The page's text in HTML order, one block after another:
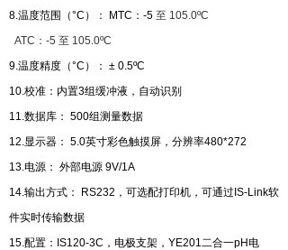
8.温度范围（°C）： MTC： -5 至 105.0ºC
ATC： -5 至 105.0ºC
9.温度精度（°C）： ± 0.5ºC
10.校准：内置3组缓冲液，自动识别
11.数据库： 500组测量数据
12.显示器： 5.0英寸彩色触摸屏，分辨率480*272
13.电源： 外部电源 9V/1A
14.输出方式： RS232，可选配打印机 ，可通过 IS-Link软
件实时传输数据
15.配置：IS120-3C，电极支架， YE201二合一pH电